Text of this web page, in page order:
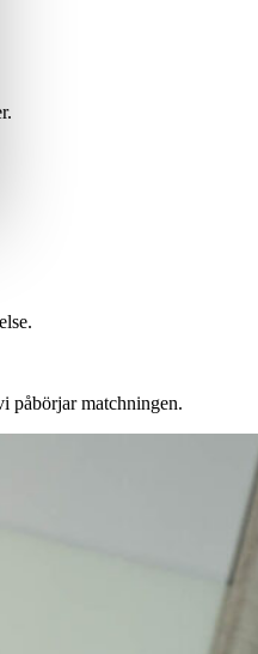
påbörjar matchningen.